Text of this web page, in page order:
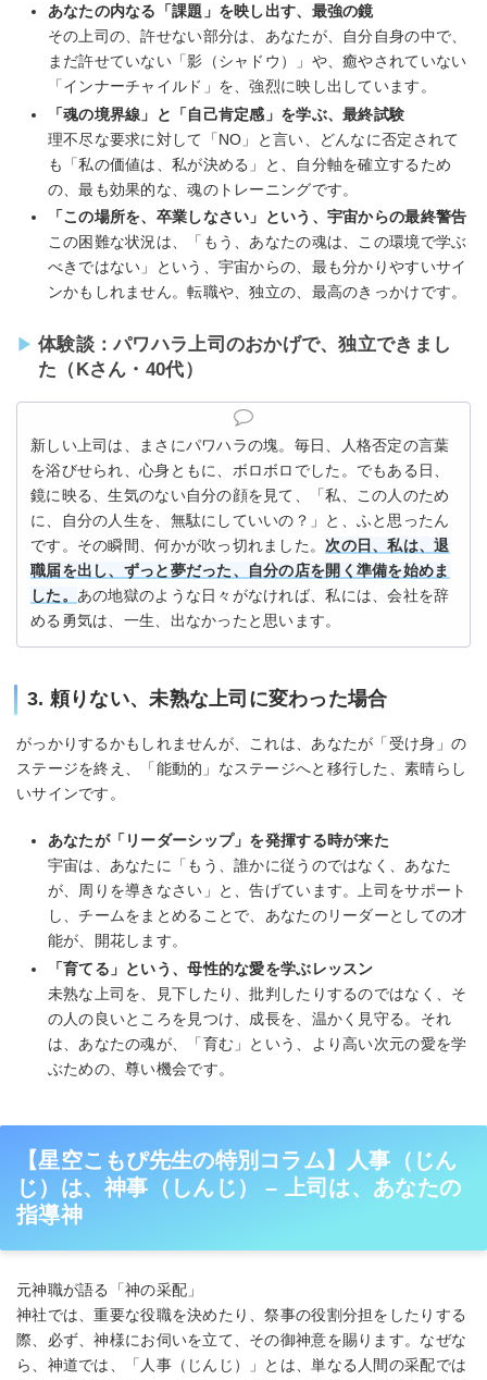
あなたの内なる「課題」を映し出す、最強の鏡
その上司の、許せない部分は、あなたが、自分自身の中で、
まだ許せていない「影（シャドウ）」や、癒やされていない
「インナーチャイルド」を、強烈に映し出しています。
「魂の境界線」と「自己肯定感」を学ぶ、最終試験
理不尽な要求に対して「NO」と言い、どんなに否定されて
も「私の価値は、私が決める」と、自分軸を確立するため
の、最も効果的な、魂のトレーニングです。
「この場所を、卒業しなさい」という、宇宙からの最終警告
この困難な状況は、「もう、あなたの魂は、この環境で学ぶ
べきではない」という、宇宙からの、最も分かりやすいサイ
ンかもしれません。転職や、独立の、最高のきっかけです。
体験談：パワハラ上司のおかげで、独立できまし
た（Kさん・40代）
新しい上司は、まさにパワハラの塊。毎日、人格否定の言葉
を浴びせられ、心身ともに、ボロボロでした。でもある日、
鏡に映る、生気のない自分の顔を見て、「私、この人のため
に、自分の人生を、無駄にしていいの？」と、ふと思ったん
です。その瞬間、何かが吹っ切れました。次の日、私は、退
職届を出し、ずっと夢だった、自分の店を開く準備を始めま
した。 あの地獄のような日々がなければ、私には、会社を辞
める勇気は、一生、出なかったと思います。
3. 頼りない、未熟な上司に変わった場合
がっかりするかもしれませんが、これは、あなたが「受け身」の
ステージを終え、「能動的」なステージへと移行した、素晴らし
いサインです。
あなたが「リーダーシップ」を発揮する時が来た
宇宙は、あなたに「もう、誰かに従うのではなく、あなた
が、周りを導きなさい」と、告げています。上司をサポート
し、チームをまとめることで、あなたのリーダーとしての才
能が、開花します。
「育てる」という、母性的な愛を学ぶレッスン
未熟な上司を、見下したり、批判したりするのではなく、そ
の人の良いところを見つけ、成長を、温かく見守る。それ
は、あなたの魂が、「育む」という、より高い次元の愛を学
ぶための、尊い機会です。
【星空こもぴ先生の特別コラム】人事（じん
じ）は、神事（しんじ） – 上司は、あなたの
指導神
元神職が語る「神の采配」
神社では、重要な役職を決めたり、祭事の役割分担をしたりする
際、必ず、神様にお伺いを立て、その御神意を賜ります。なぜな
ら、神道では、「人事（じんじ）」とは、単なる人間の采配では